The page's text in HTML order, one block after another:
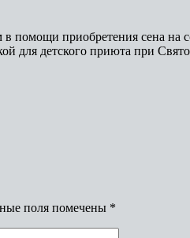
помощи приобретения сена на
для детского приюта при
поля помечены *